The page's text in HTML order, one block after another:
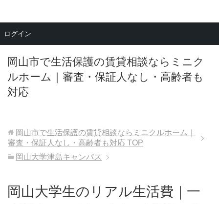
岡山市で生活保護の賃貸相談ならミニク
ルホーム｜審査・保証人なし・高齢者も
対応
メニュー
岡山市で生活保護の賃貸相談ならミニクルホーム｜
審査・保証人なし・高齢者も対応 TOP
岡山大学津島キャンパス
岡山大学生のリアル生活費｜一
ログイン